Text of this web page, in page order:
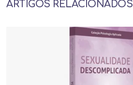
ARTIGOS RELACIONADOS